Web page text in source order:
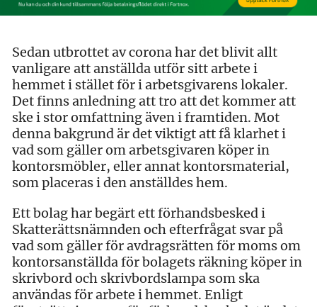
Sedan utbrottet av corona har det blivit allt
vanligare att anställda utför sitt arbete i
hemmet i stället för i arbetsgivarens lokaler.
Det finns anledning att tro att det kommer att
ske i stor omfattning även i framtiden. Mot
denna bakgrund är det viktigt att få klarhet i
vad som gäller om arbetsgivaren köper in
kontorsmöbler, eller annat kontorsmaterial,
som placeras i den anställdes hem.
Ett bolag har begärt ett förhandsbesked i
Skatterättsnämnden och efterfrågat svar på
vad som gäller för avdragsrätten för moms om
kontorsanställda för bolagets räkning köper in
skrivbord och skrivbordslampa som ska
användas för arbete i hemmet. Enligt